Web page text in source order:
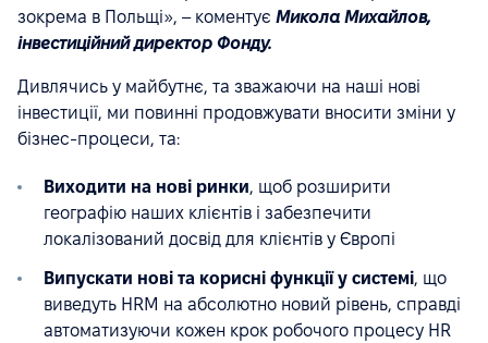
зокрема в Польщі», – коментує Микола Михайлов,
інвестиційний директор Фонду.
Дивлячись у майбутнє, та зважаючи на наші нові
інвестиції, ми повинні продовжувати вносити зміни у
бізнес-процеси, та:
Виходити на нові ринки, щоб розширити
географію наших клієнтів і забезпечити
локалізований досвід для клієнтів у Європі
Випускати нові та корисні функції у системі, що
виведуть HRM на абсолютно новий рівень, справді
автоматизуючи кожен крок робочого процесу HR